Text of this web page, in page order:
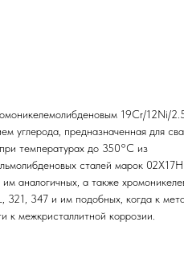
19Сr/12Ni/
углерода, предназначенная для
температурах до 350°С из
сталей марок
аналогичных, а также
347 и им подобных, когда к
к межкристаллитной коррозии.